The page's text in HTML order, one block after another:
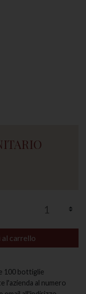
carrello
100 bottiglie
l'azienda al numero